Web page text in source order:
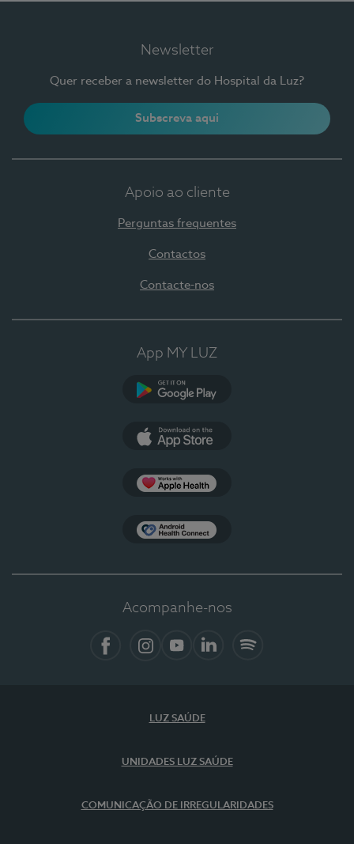
Newsletter
Quer receber a newsletter do Hospital da Luz?
Subscreva aqui
Apoio ao cliente
Perguntas frequentes
Contactos
Contacte-nos
App MY LUZ
Acompanhe-nos
LUZ SAÚDE
UNIDADES LUZ SAÚDE
COMUNICAÇÃO DE IRREGULARIDADES